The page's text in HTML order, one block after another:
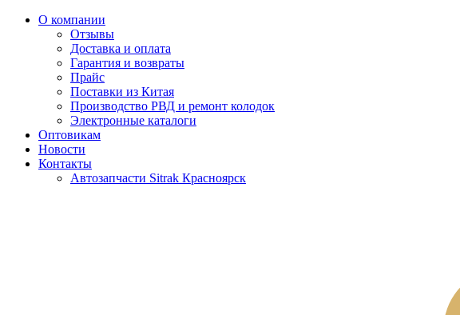
О компании
Отзывы
Доставка и оплата
Гарантия и возвраты
Прайс
Поставки из Китая
Производство РВД и ремонт колодок
Электронные каталоги
Оптовикам
Новости
Контакты
Автозапчасти Sitrak Красноярск